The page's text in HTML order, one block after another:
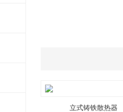
立式铸铁散热器